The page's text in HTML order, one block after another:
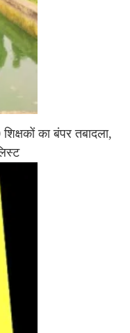
का बंपर तबादला,